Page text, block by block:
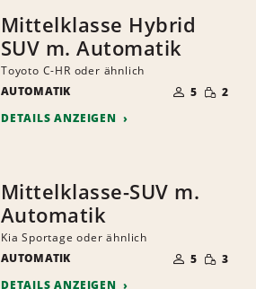
Mittelklasse Hybrid
SUV m. Automatik
Toyoto C-HR oder ähnlich
AUTOMATIK
DER
MITFAHRER
5 GERINGE
MENGE
2
DETAILS ANZEIGEN
Mittelklasse-SUV m.
Automatik
Kia Sportage oder ähnlich
AUTOMATIK
DER
MITFAHRER
5 GERINGE
MENGE
3
DETAILS ANZEIGEN